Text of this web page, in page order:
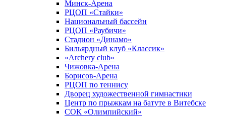
Минск-Арена
РЦОП «Стайки»
Национальный бассейн
РЦОП «Раубичи»
Стадион «Динамо»
Бильярдный клуб «Классик»
«Archery club»
Чижовка-Арена
Борисов-Арена
РЦОП по теннису
Дворец художественной гимнастики
Центр по прыжкам на батуте в Витебске
СОК «Олимпийский»